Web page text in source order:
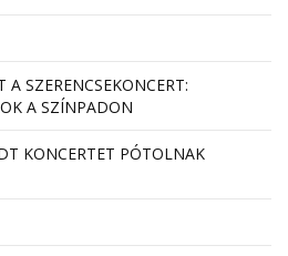
A SZERENCSEKONCERT:
A SZÍNPADON
KONCERTET PÓTOLNAK